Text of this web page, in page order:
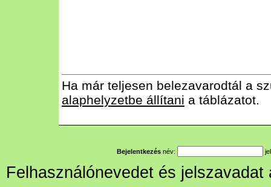
Ha már teljesen belezavarodtál a
alaphelyzetbe állítani a táblázatot.
Bejelentkezés név:
Felhasználónevedet és